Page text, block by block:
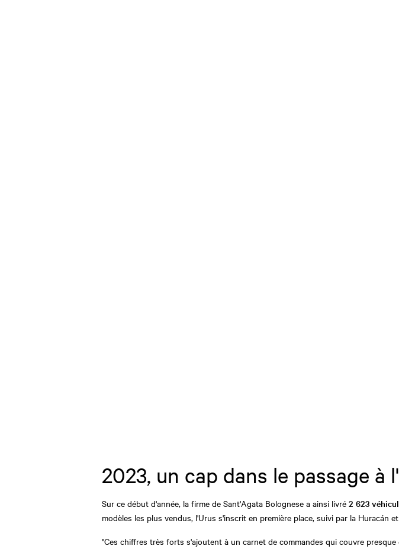
2023, un cap dans le passage à
Sur ce début d'année, la firme de Sant'Agata Bolognese a ainsi livré 2 623
modèles les plus vendus, l'Urus s'inscrit en première place, suivi par la Huracán
"Ces chiffres très forts s'ajoutent à un carnet de commandes qui couvre